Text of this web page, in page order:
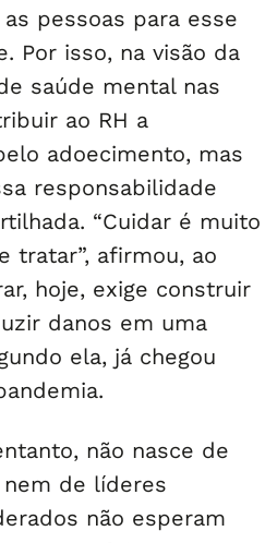
pessoas para esse
Por isso, na visão da
saúde mental nas
ao RH a
adoecimento, mas
responsabilidade
“Cuidar é muito
tratar”, afirmou, ao
hoje, exige construir
danos em uma
ela, já chegou
não nasce de
de líderes
não esperam